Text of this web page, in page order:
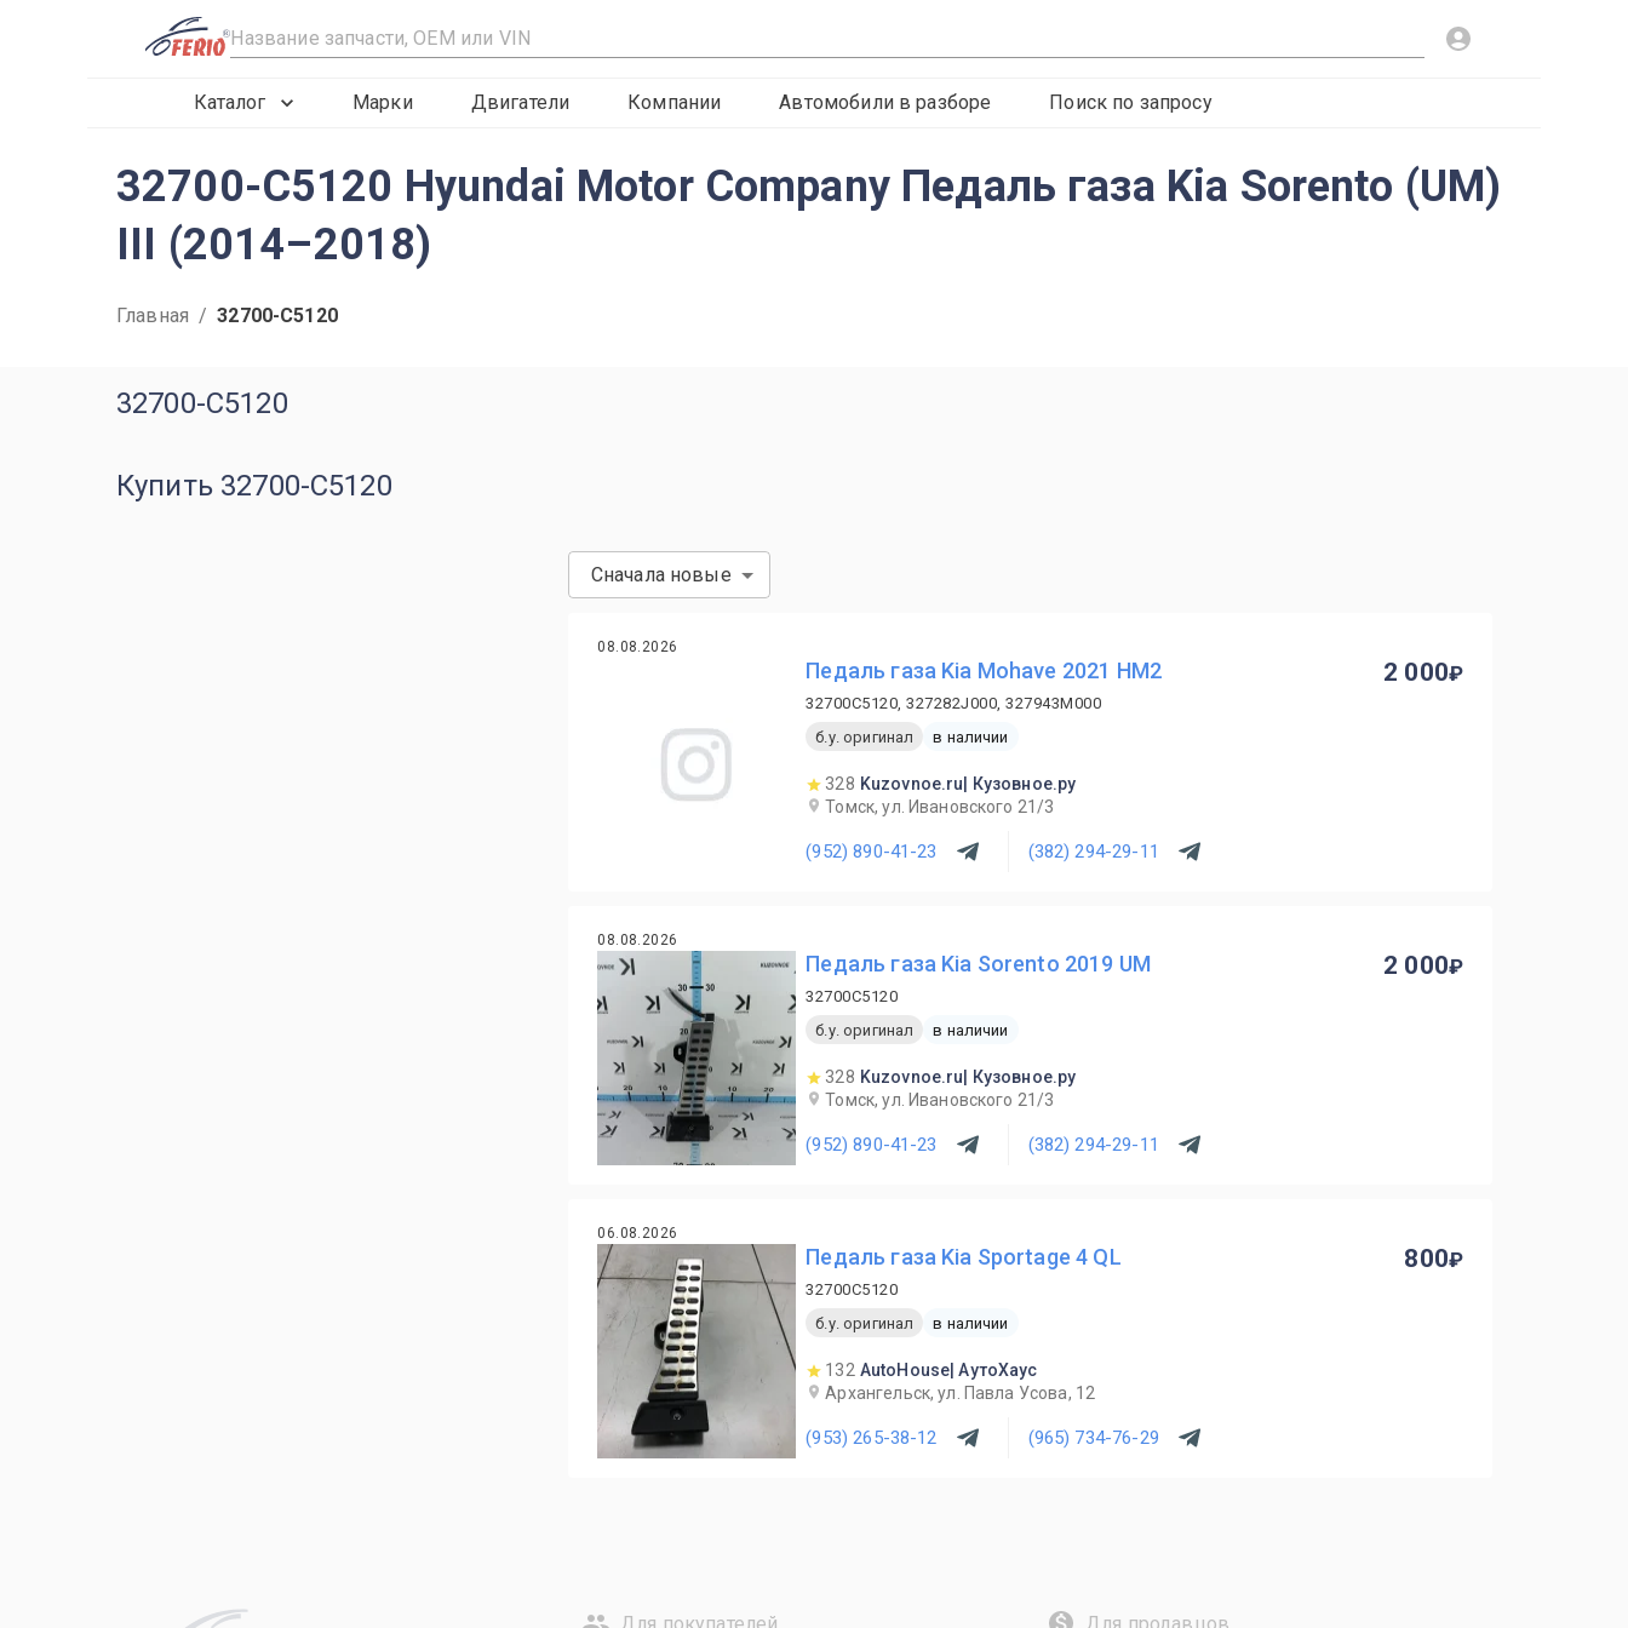
R
Каталог Марки Двигатели Компании Автомобили в разборе Поиск по запросу
32700-C5120 Hyundai Motor Company Педаль газа Kia Sorento (UM)
III (2014–2018)
Главная / 32700-C5120
32700-C5120
Купить 32700-C5120
Сначала новые
08.08.2026
Педаль газа Kia Mohave 2021 HM2
32700C5120, 327282J000, 327943M000
б.у. оригинал
в наличии
328 Kuzovnoe.ru| Кузовное.ру
Томск, ул. Ивановского 21/3
(952) 890-41-23 (382) 294-29-11
2 000
08.08.2026
Педаль газа Kia Sorento 2019 UM
32700C5120
б.у. оригинал
в наличии
328 Kuzovnoe.ru| Кузовное.ру
Томск, ул. Ивановского 21/3
(952) 890-41-23 (382) 294-29-11
2 000
06.08.2026
Педаль газа Kia Sportage 4 QL
32700C5120
б.у. оригинал
в наличии
132 AutoHouse| АутоХаус
Архангельск, ул. Павла Усова, 12
(953) 265-38-12 (965) 734-76-29
800
Для покупателей Для продавцов